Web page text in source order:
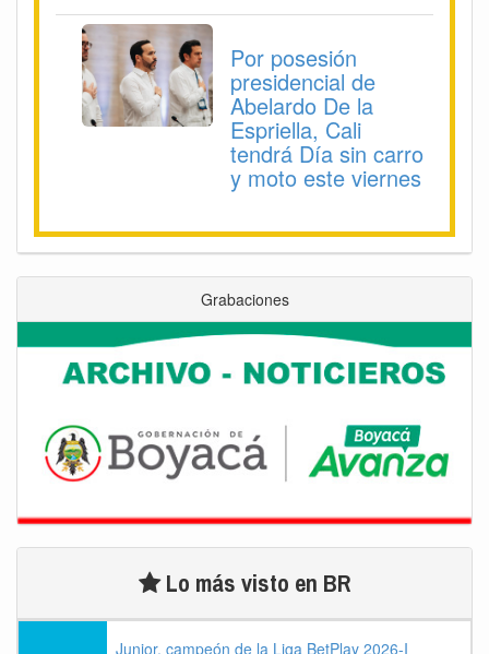
Por posesión
presidencial de
Abelardo De la
Espriella, Cali
tendrá Día sin carro
y moto este viernes
Grabaciones
Lo más visto en BR
Junior, campeón de la Liga BetPlay 2026-I